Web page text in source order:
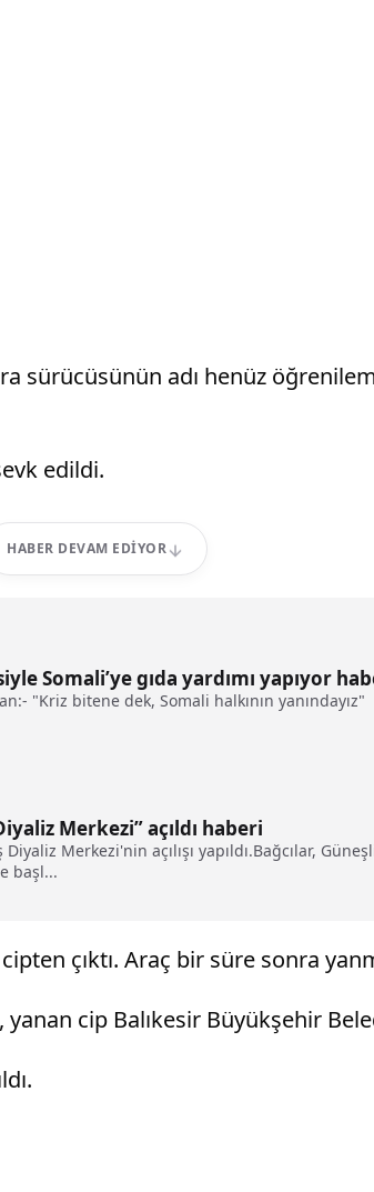
adı henüz
edildi.
HABER DEVAM EDIYOR
Somali’ye gıda yardımı yapıyor
"Kriz bitene dek, Somali halkının yanındayız"
Merkezi” açıldı haberi
Merkezi'nin açılışı yapıldı.Bağcılar,
başl...
çıktı. Araç bir süre sonra
cip Balıkesir Büyükşehir